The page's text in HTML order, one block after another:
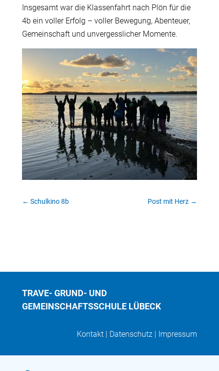
Insgesamt war die Klassenfahrt nach Plön für die
4b ein voller Erfolg – voller Bewegung, Abenteuer,
Gemeinschaft und unvergesslicher Momente.
← Schulkino 8b Post mit Herz →
TRAVE- GRUND- UND
GEMEINSCHAFTSSCHULE LÜBECK
Kontakt | Datenschutz | Impressum